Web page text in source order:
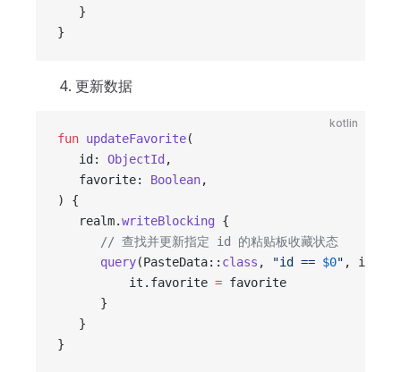
   }
}
更新数据
kotlin
fun updateFavorite(
   id:
ObjectId ,
   favorite:
Boolean,
) {
   realm.
writeBlocking {
      // 查找并更新指定 id 的粘贴板收藏状态
      query
(PasteData:: class , "id == $0" , id).
          it.favorite
= favorite
      }
   }
}